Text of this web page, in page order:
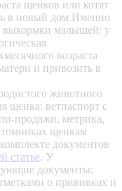
щенков или котят
в новый дом.Именно
выкормки малышей: у
возраста
и привозить в
животного
щенка: ветпаспорт с
продажи, метрика,
щенкам
документов
статье. У
документы:
о прививках и